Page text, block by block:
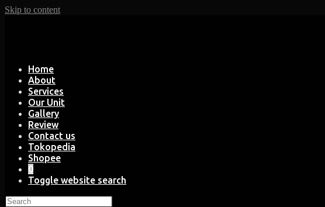
Skip to content
Home
About
Services
Our Unit
Gallery
Review
Contact us
Tokopedia
Shopee
0
Toggle website search